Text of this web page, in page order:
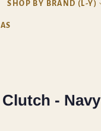
SHOP BY BRAND (L-Y)
- Navy